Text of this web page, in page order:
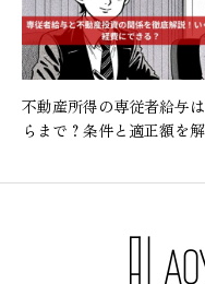
不動産所得の専従者給与は
らまで？条件と適正額を